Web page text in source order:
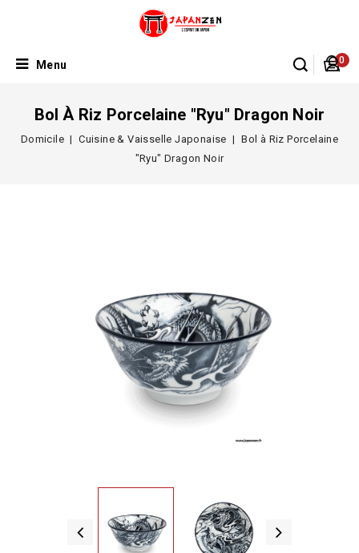
0
Menu
Bol À Riz Porcelaine "Ryu" Dragon Noir
Domicile Cuisine & Vaisselle Japonaise
Bol à Riz Porcelaine
"Ryu" Dragon Noir